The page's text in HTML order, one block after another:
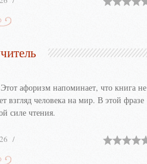
афоризм напоминает, что книга не
взгляд человека на мир. В этой фразе
силе чтения.